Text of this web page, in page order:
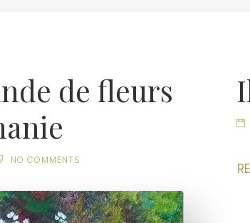
de fleurs
NO COMMENTS